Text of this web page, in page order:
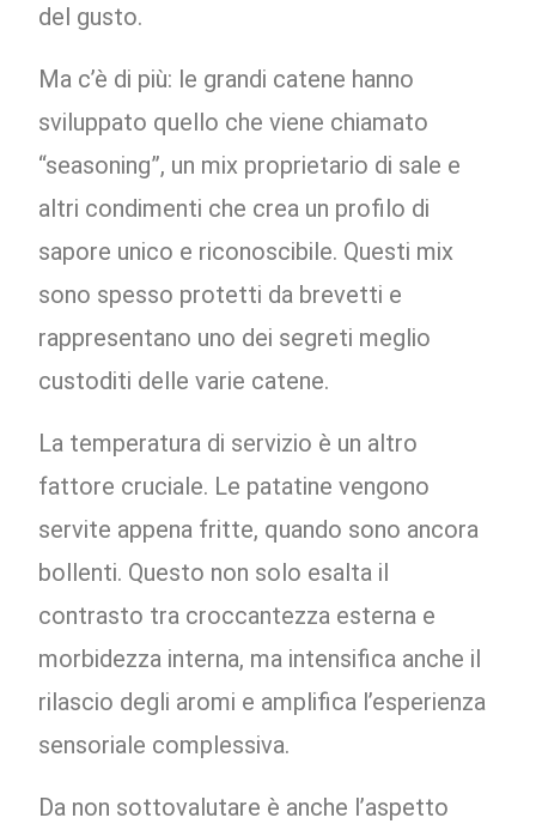
del gusto.
Ma c’è di più: le grandi catene hanno
sviluppato quello che viene chiamato
“seasoning”, un mix proprietario di sale e
altri condimenti che crea un profilo di
sapore unico e riconoscibile. Questi mix
sono spesso protetti da brevetti e
rappresentano uno dei segreti meglio
custoditi delle varie catene.
La temperatura di servizio è un altro
fattore cruciale. Le patatine vengono
servite appena fritte, quando sono ancora
bollenti. Questo non solo esalta il
contrasto tra croccantezza esterna e
morbidezza interna, ma intensifica anche il
rilascio degli aromi e amplifica l’esperienza
sensoriale complessiva.
Da non sottovalutare è anche l’aspetto